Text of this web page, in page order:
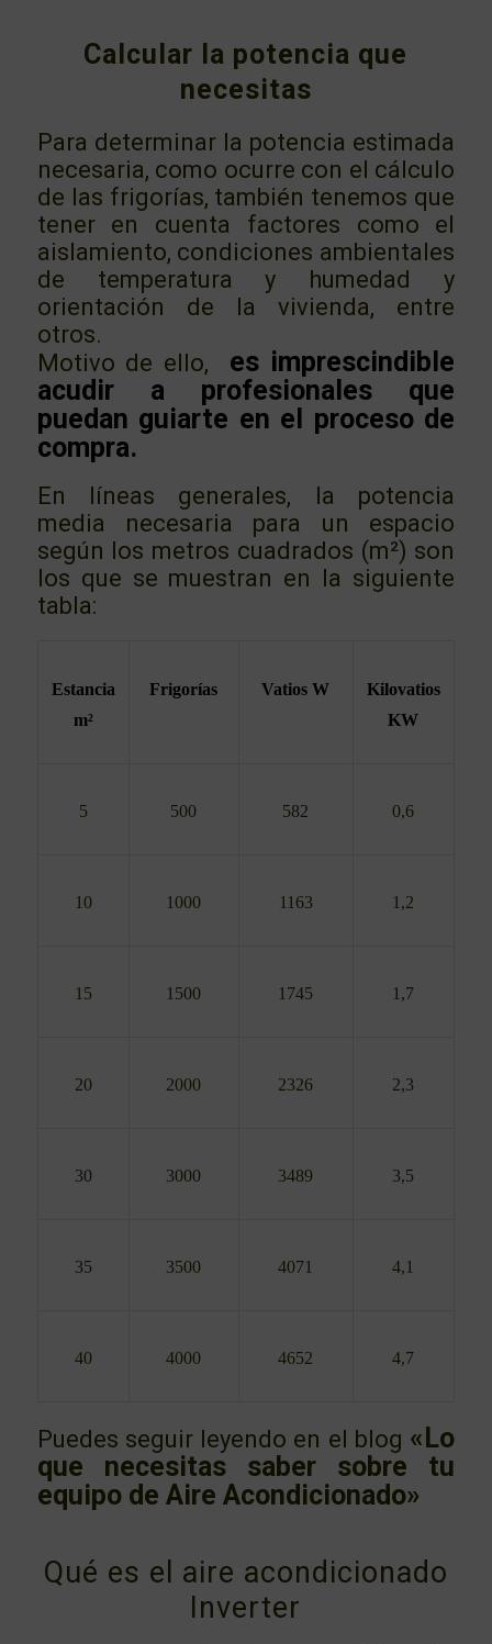
Calcular la potencia que
necesitas
Para determinar la potencia estimada
necesaria, como ocurre con el cálculo
de las frigorías, también tenemos que
tener en cuenta factores como el
aislamiento, condiciones ambientales
de temperatura y humedad y
orientación de la vivienda, entre
otros.
Motivo de ello,
es imprescindible
acudir a profesionales que
puedan guiarte en el proceso de
compra.
En líneas generales, la potencia
media necesaria para un espacio
según los metros cuadrados (m²) son
los que se muestran en la siguiente
tabla:
Estancia
m²
Frigorías Vatios W
Kilovatios
KW
5 500 582 0,6
10 1000 1163 1,2
15 1500 1745 1,7
20 2000 2326 2,3
30 3000 3489 3,5
35 3500 4071 4,1
40 4000 4652 4,7
Puedes seguir leyendo en el blog «Lo
que necesitas saber sobre tu
equipo de Aire Acondicionado»
Qué es el aire acondicionado
Inverter